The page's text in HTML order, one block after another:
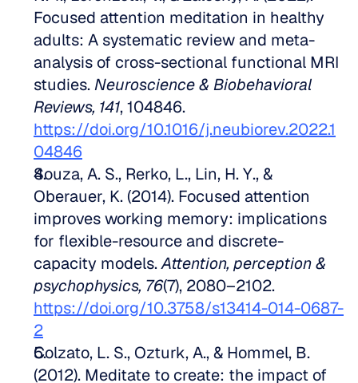
Focused attention meditation in healthy
adults: A systematic review and meta-
analysis of cross-sectional functional MRI
studies. Neuroscience & Biobehavioral
Reviews, 141
https://doi.org/10.1016/j.neubiorev.2022.1
04846
Souza, A. S., Rerko, L., Lin, H. Y., &
Oberauer, K. (2014). Focused attention
improves working memory: implications
for flexible-resource and discrete-
capacity models. Attention, perception &
psychophysics, 76
https://doi.org/10.3758/s13414-014-0687-
2
Colzato, L. S., Ozturk, A., & Hommel, B.
(2012). Meditate to create: the impact of